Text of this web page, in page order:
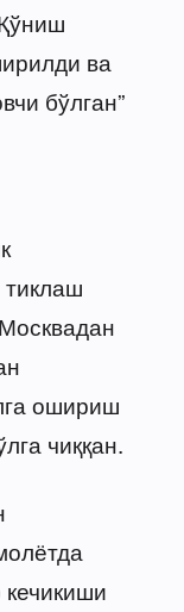
ва
бўлган”
ошириш
чиққан.